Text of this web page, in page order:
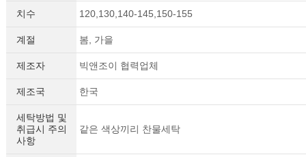
치수 120,130,140-145,150-155
계절 봄, 가을
제조자 빅앤조이 협력업체
제조국 한국
세탁방법 및
취급시 주의
사항
같은 색상끼리 찬물세탁